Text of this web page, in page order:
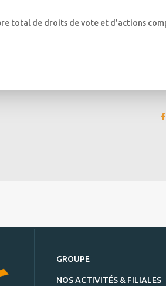
total de droits de vote et d’actions
GROUPE
NOS ACTIVITÉS & FILIALES